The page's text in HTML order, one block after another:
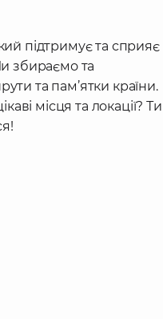
підтримує та сприяє
збираємо та
та пам’ятки країни.
місця та локації? Ти